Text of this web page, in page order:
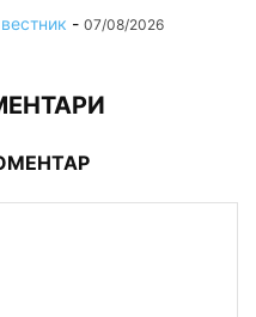
- 07/08/2026